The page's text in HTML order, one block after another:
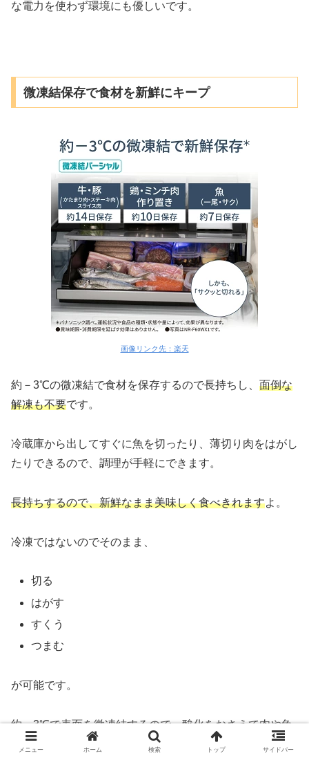
な電力を使わず環境にも優しいです。
微凍結保存で食材を新鮮にキープ
画像リンク先：楽天
約－3℃の微凍結で食材を保存するので長持ちし、 面倒な
解凍も不要です。
冷蔵庫から出してすぐに魚を切ったり、薄切り肉をはがし
たりできるので、調理が手軽にできます。
長持ちするので、新鮮なまま美味しく食べきれますよ。
冷凍ではないのでそのまま、
切る
はがす
すくう
つまむ
が可能です。
約－3℃で表面を微凍結するので、酸化をおさえて肉や魚
を美味しく保存できます。
メニュー ホーム 検索 トップ サイドバー